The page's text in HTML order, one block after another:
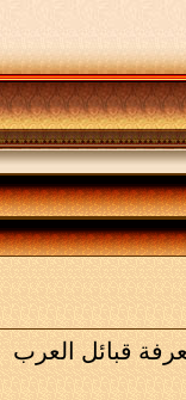
قبائل العرب